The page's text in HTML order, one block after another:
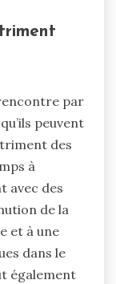
par
peuvent
des
à
avec des
de la
et à une
dans le
également